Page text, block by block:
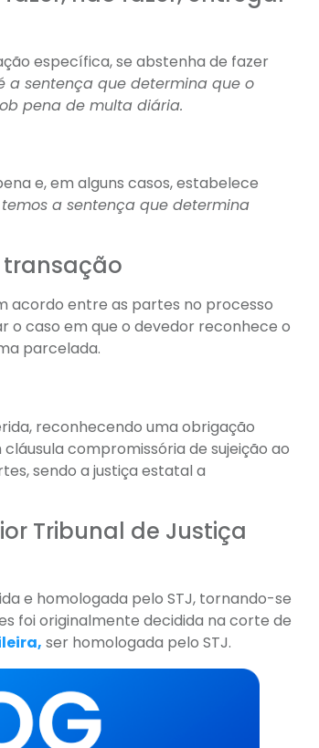
específica, se abstenha de fazer
a sentença que determina que o
pena de multa diária.
e, em alguns casos, estabelece
a sentença que determina
acordo entre as partes no processo
o caso em que o devedor reconhece o
parcelada.
reconhecendo uma obrigação
compromissória de sujeição ao
sendo a justiça estatal a
Tribunal de Justiça
e homologada pelo STJ, tornando-se
foi originalmente decidida na corte de
, ser homologada pelo STJ.